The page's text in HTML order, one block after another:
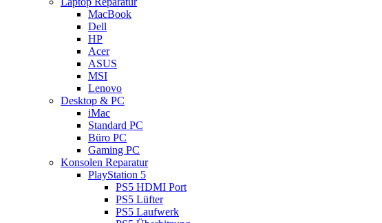
MacBook
Dell
HP
Acer
ASUS
MSI
Lenovo
Desktop & PC
iMac
Standard PC
Büro PC
Gaming PC
Konsolen Reparatur
PlayStation 5
PS5 HDMI Port
PS5 Lüfter
PS5 Laufwerk